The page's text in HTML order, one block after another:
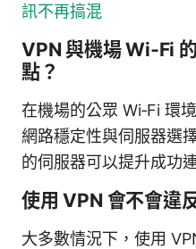
訊不再搞混
VPN 與機場 Wi‑Fi
點？
在機場的公眾 Wi‑Fi 環
網路穩定性與伺服器選
的伺服器可以提升成功
使用 VPN 會不會違
大多數情況下，使用